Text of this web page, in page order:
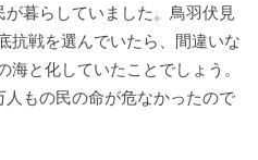
暮らしていました。鳥羽伏見
抗戦を選んでいたら、間違いな
海と化していたことでしょう。
もの民の命が危なかったので